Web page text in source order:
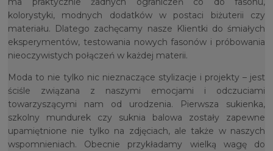
kolorystyki, modnych dodatków w postaci biżuterii czy
materiału. Dlatego zachęcamy nasze Klientki do śmiałych
eksperymentów, testowania nowych fasonów i próbowania
nieoczywistych połączeń w każdej materii.
Moda to nie tylko nic nieznaczące stylizacje i projekty – jest
ściśle związana z naszymi emocjami i odczuciami
towarzyszącymi nam od urodzenia. Pierwsza sukienka,
szkolny mundurek czy suknia balowa zostały zapewne
upamiętnione nie tylko na zdjęciach, ale także w naszych
wspomnieniach. Obecnie przykładamy wielką wagę do